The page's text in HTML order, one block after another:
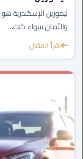
الى
مطار
القاهرة
ليموزين
ليموزين
من
القاهرة
ليموزين الإسكندرية هو
والأمان سواء كنت...
اقرأ المقال